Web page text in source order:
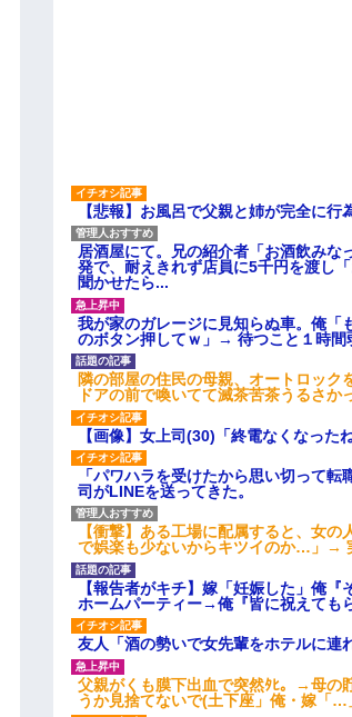
【悲報】お風呂で父親と姉が完全に行
居酒屋にて。兄の紹介者「お酒飲みな
発で、耐えきれず店員に5千円を渡し
聞かせたら...
我が家のガレージに見知らぬ車。俺「
のボタン押してｗ」→ 待つこと１時間
隣の部屋の住民の母親、オートロック
ドアの前で喚いてて滅茶苦茶うるさか
【画像】女上司(30)「終電なくなった
「パワハラを受けたから思い切って
司がLINEを送ってきた。
【衝撃】ある工場に配属すると、女
で娯楽も少ないからキツイのか…」→
【報告者がキチ】嫁「妊娠した」俺
ホームパーティー→俺『皆に祝えても
友人「酒の勢いで女先輩をホテルに連
父親がくも膜下出血で突然ﾀﾋ。→母の
うか見捨てないで(土下座」俺・嫁「…